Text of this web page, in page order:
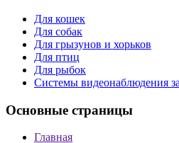
Для кошек
Для собак
Для грызунов и хорьков
Для птиц
Для рыбок
Cистемы видеонаблюдения
Основные страницы
Главная